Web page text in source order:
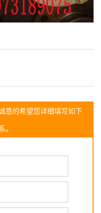
恳的希望您详细填写如下
。